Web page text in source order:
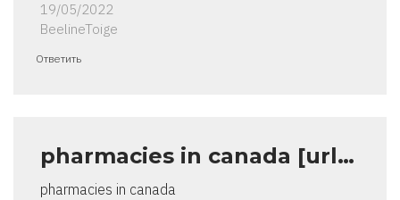
19/05/2022
BeelineToige
Ответить
pharmacies in canada [url…
pharmacies in canada